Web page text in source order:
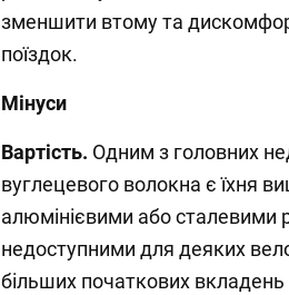
зменшити втому та
поїздок.
Мінуси
Вартість. Одним з головних
вуглецевого волокна є їхня
алюмінієвими або
недоступними для деяких
більших початкових